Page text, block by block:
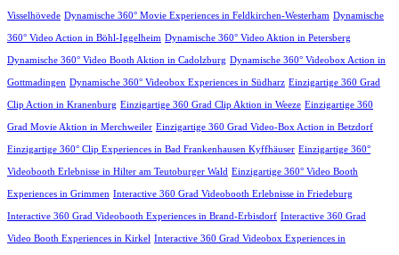
Visselhövede Dynamische 360° Movie Experiences in Feldkirchen-Westerham Dynamische
360° Video Action in Böhl-Iggelheim Dynamische 360° Video Aktion in Petersberg
Dynamische 360° Video Booth Aktion in Cadolzburg Dynamische 360° Videobox Action in
Gottmadingen Dynamische 360° Videobox Experiences in Südharz Einzigartige 360 Grad
Clip Action in Kranenburg Einzigartige 360 Grad Clip Aktion in Weeze Einzigartige 360
Grad Movie Aktion in Merchweiler Einzigartige 360 Grad Video-Box Action in Betzdorf
Einzigartige 360° Clip Experiences in Bad Frankenhausen Kyffhäuser Einzigartige 360°
Videobooth Erlebnisse in Hilter am Teutoburger Wald Einzigartige 360° Video Booth
Experiences in Grimmen Interactive 360 Grad Videobooth Erlebnisse in Friedeburg
Interactive 360 Grad Videobooth Experiences in Brand-Erbisdorf Interactive 360 Grad
Video Booth Experiences in Kirkel Interactive 360 Grad Videobox Experiences in